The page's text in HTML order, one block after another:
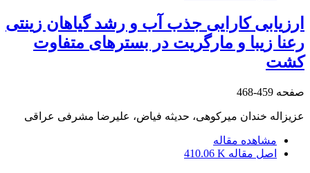
ارزیابی کارایی جذب آب و رشد گیاهان زینتی
رعنا زیبا و مارگریت در بسترهای متفاوت
کشت
صفحه 459-468
عزیزاله خندان میرکوهی، حدیثه فیاض، علیرضا مشرفی عراقی
مشاهده مقاله
اصل مقاله 410.06 K